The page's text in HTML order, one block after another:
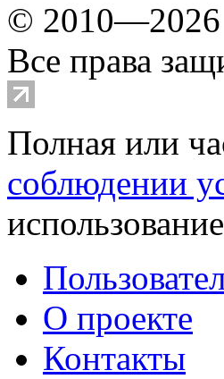
© 2010—2026
Все права
Полная или
соблюдении
О проекте
Контакты